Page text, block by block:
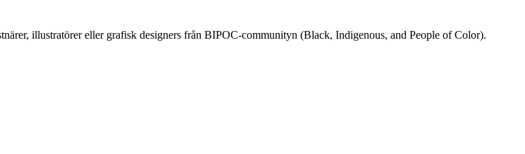
illustratörer eller grafisk designers från BIPOC-communityn (Black, Indigenous, and People of Color).